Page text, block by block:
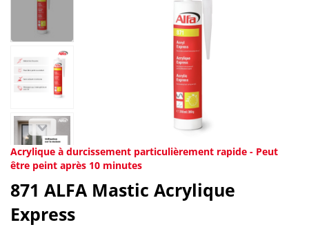
Acrylique à durcissement particulièrement rapide - Peut
être peint après 10 minutes
871 ALFA Mastic Acrylique
Express